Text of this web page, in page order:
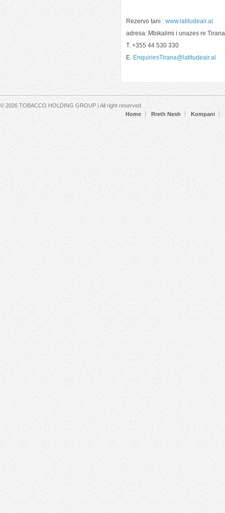
Rezervo tani : www.latitudeair.al
adresa: Mbikalimi i unazes re
T. +355 44 530 330
E. EnquiriesTirana@latitudeair.al
© 2026 TOBACCO HOLDING GROUP | All right reserved
Secondary menu
Home Rreth Nesh Kompani